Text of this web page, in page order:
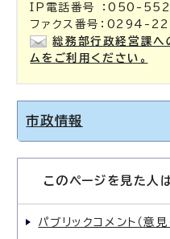
IP電話番号 ：050-
ファクス番号：0294-
総務部行政経営課へ
ムをご利用ください。
市政情報
このページを見た人
パブリックコメント（意